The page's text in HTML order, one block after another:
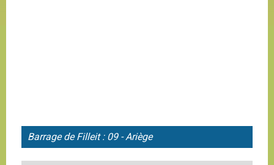
Barrage deFilleit : 09 - Ariège